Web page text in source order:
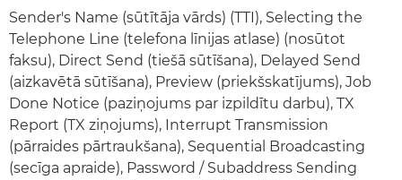
Sender's Name (sūtītāja vārds) (TTI), Selecting the
Telephone Line (telefona līnijas atlase) (nosūtot
faksu), Direct Send (tiešā sūtīšana), Delayed Send
(aizkavētā sūtīšana), Preview (priekšskatījums), Job
Done Notice (paziņojums par izpildītu darbu), TX
Report (TX ziņojums), Interrupt Transmission
(pārraides pārtraukšana), Sequential Broadcasting
(secīga apraide), Password / Subaddress Sending